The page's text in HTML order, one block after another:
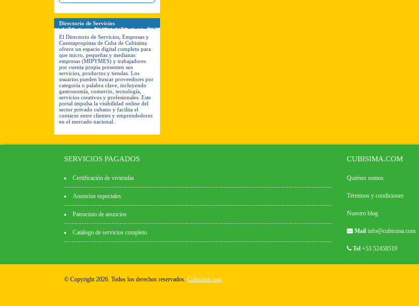
Directorio de Servicios
El Directorio de Servicios, Empresas y
Cuentapropistas de Cuba de Cubisima
ofrece un espacio digital completo para
que micro, pequeñas y medianas
empresas (MIPYMES) y trabajadores
por cuenta propia presenten sus
servicios, productos y tiendas. Los
usuarios pueden buscar proveedores por
categoría o palabra clave, incluyendo
gastronomía, comercio, tecnología,
servicios creativos y profesionales. Este
portal impulsa la visibilidad online del
sector privado cubano y facilita el
contacto entre clientes y emprendedores
en el mercado nacional.
SERVICIOS PAGADOS
Certificación de viviendas
Anuncios especiales
Patrocinio de anuncios
Catálogo de servicios completo
CUBISIMA.COM
Quiénes somos
Términos y condiciones
Nuestro blog
Mail info@cubisima.com
Tel +53 52458519
© Copyright 2026. Todos los derechos reservados. Cubisima.com